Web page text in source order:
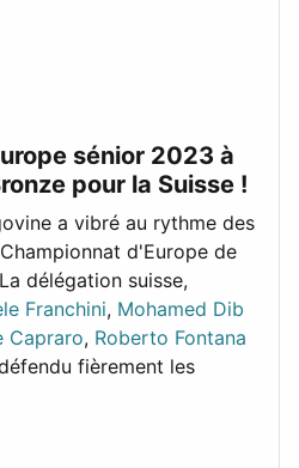
sénior 2023 à
pour la Suisse !
a vibré au rythme des
d'Europe de
délégation suisse,
Franchini, Mohamed Dib
Capraro, Roberto Fontana
fièrement les